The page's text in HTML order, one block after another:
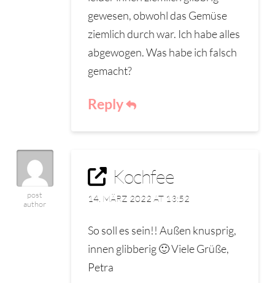
gewesen, obwohl das Gemüse
ziemlich durch war. Ich habe alles
abgewogen. Was habe ich falsch
gemacht?
Reply
post
author
Kochfee
14. MÄRZ 2022 AT 13:52
So soll es sein!! Außen knusprig,
innen glibberig 🙂 Viele Grüße,
Petra